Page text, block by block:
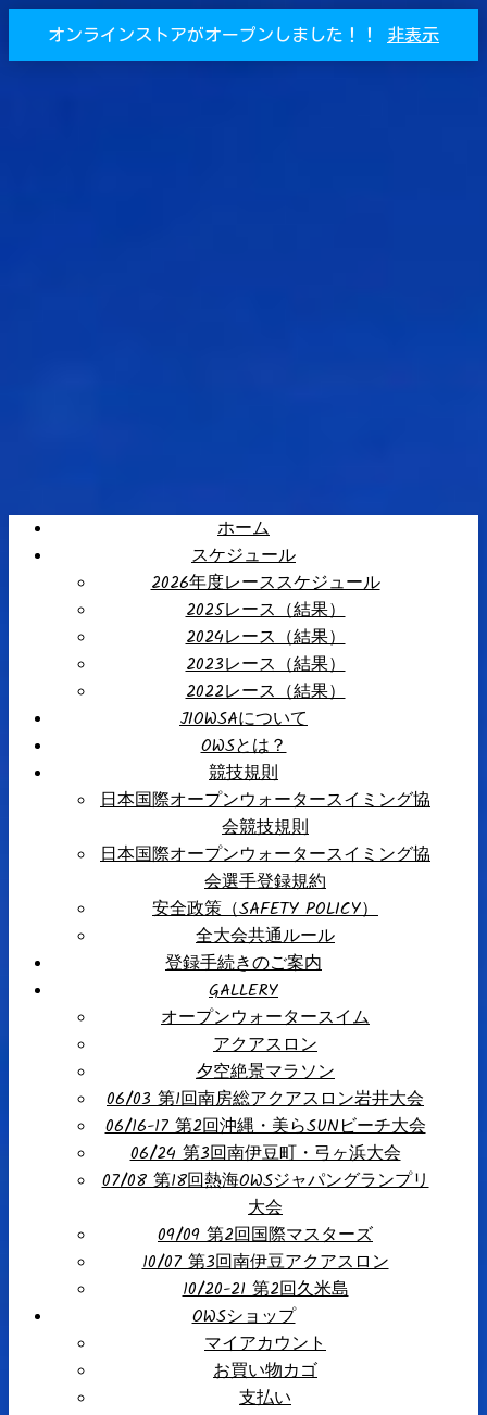
オンラインストアがオープンしました！！ 非表示
ホーム
スケジュール
2026年度レーススケジュール
2025レース（結果）
2024レース（結果）
2023レース（結果）
2022レース（結果）
JIOWSAについて
OWSとは？
競技規則
日本国際オープンウォータースイミング協
会競技規則
日本国際オープンウォータースイミング協
会選手登録規約
安全政策（SAFETY POLICY）
全大会共通ルール
登録手続きのご案内
GALLERY
オープンウォータースイム
アクアスロン
夕空絶景マラソン
06/03 第1回南房総アクアスロン岩井大会
06/16-17 第2回沖縄・美らSUNビーチ大会
06/24 第3回南伊豆町・弓ヶ浜大会
07/08 第18回熱海OWSジャパングランプリ
大会
09/09 第2回国際マスターズ
10/07 第3回南伊豆アクアスロン
10/20-21 第2回久米島
OWSショップ
マイアカウント
お買い物カゴ
支払い